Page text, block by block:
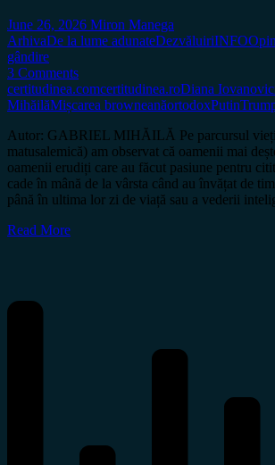
June 26, 2026 Miron Manega
ArhivaDe la lume adunateDezvăluiriINFO
gândire
3 Comments
certitudinea.comcertitudinea.roDiana
MihăilăMișcarea browneanăortodoxPutin
Autor: GABRIEL MIHĂILĂ Pe parcursul
matusalemică) am observat că oamenii mai
oamenii erudiți care au făcut pasiune pentru
cade în mână de la vârsta când au învățat de
până în ultima lor zi de viață sau a vederii
Read More